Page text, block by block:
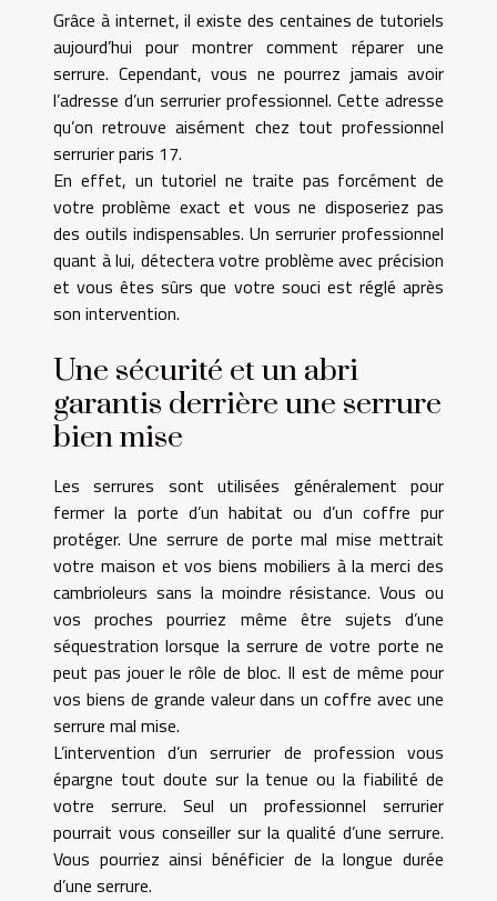
Grâce à internet, il existe des centaines de tutoriels
aujourd’hui pour montrer comment réparer une
serrure. Cependant, vous ne pourrez jamais avoir
l’adresse d’un serrurier professionnel. Cette adresse
qu’on retrouve aisément chez tout professionnel
serrurier paris 17.
En effet, un tutoriel ne traite pas forcément de
votre problème exact et vous ne disposeriez pas
des outils indispensables. Un serrurier professionnel
quant à lui, détectera votre problème avec précision
et vous êtes sûrs que votre souci est réglé après
son intervention.
Une sécurité et un abri
garantis derrière une serrure
bien mise
Les serrures sont utilisées généralement pour
fermer la porte d’un habitat ou d’un coffre pur
protéger. Une serrure de porte mal mise mettrait
votre maison et vos biens mobiliers à la merci des
cambrioleurs sans la moindre résistance. Vous ou
vos proches pourriez même être sujets d’une
séquestration lorsque la serrure de votre porte ne
peut pas jouer le rôle de bloc. Il est de même pour
vos biens de grande valeur dans un coffre avec une
serrure mal mise.
L’intervention d’un serrurier de profession vous
épargne tout doute sur la tenue ou la fiabilité de
votre serrure. Seul un professionnel serrurier
pourrait vous conseiller sur la qualité d’une serrure.
Vous pourriez ainsi bénéficier de la longue durée
d’une serrure.